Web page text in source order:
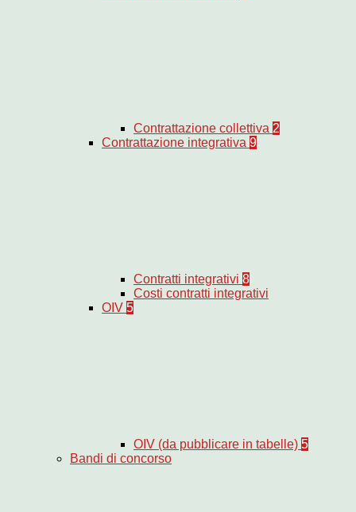
Contrattazione collettiva 2
Contrattazione integrativa 9
Contratti integrativi 8
Costi contratti integrativi
OIV 5
OIV (da pubblicare in tabelle) 5
Bandi di concorso